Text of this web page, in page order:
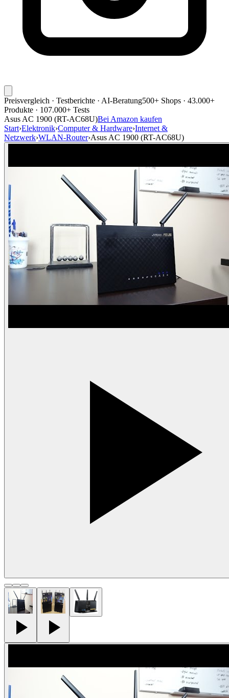
Preisvergleich · Testberichte · AI-Beratung500+ Shops · 43.000+
Produkte · 107.000+ Tests
Asus AC 1900 (RT-AC68U)Bei Amazon kaufen
Start›Elektronik›Computer & Hardware›Internet &
Netzwerk›WLAN-Router›Asus AC 1900 (RT-AC68U)